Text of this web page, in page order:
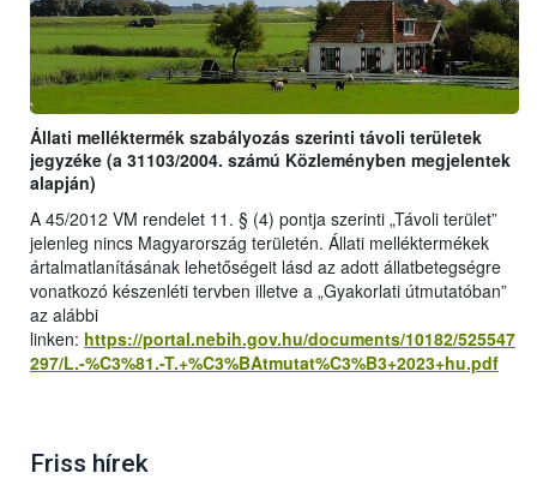
Állati melléktermék szabályozás szerinti távoli területek
jegyzéke (a 31103/2004. számú Közleményben megjelentek
alapján)
A 45/2012 VM rendelet 11. § (4) pontja szerinti „Távoli terület”
jelenleg nincs Magyarország területén. Állati melléktermékek
ártalmatlanításának lehetőségeit lásd az adott állatbetegségre
vonatkozó készenléti tervben illetve a „Gyakorlati útmutatóban”
az alábbi
linken: https://portal.nebih.gov.hu/documents/10182/525547
297/L.-%C3%81.-T.+%C3%BAtmutat%C3%B3+2023+hu.pdf
Friss hírek